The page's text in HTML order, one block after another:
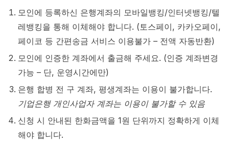
모인에 등록하신 은행계좌의 모바일뱅킹/인터넷뱅킹/텔
레뱅킹을 통해 이체해야 합니다. (토스페이, 카카오페이,
페이코 등 간편송금 서비스 이용불가 – 전액 자동반환)
모인에 인증한 계좌에서 출금해 주세요. (인증 계좌변경
가능 – 단, 운영시간에만)
은행 합병 전 구 계좌, 평생계좌는 이용이 불가합니다.
기업은행 개인사업자 계좌는 이용이 불가할 수 있음
신청 시 안내된 한화금액을 1원 단위까지 정확하게 이체
해야 합니다.